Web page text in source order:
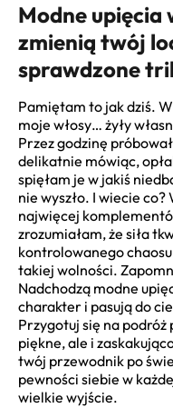
Modne upięcia
zmienią twój
sprawdzone
Pamiętam to jak dziś.
moje włosy… żyły
Przez godzinę
delikatnie mówiąc,
spięłam je w jakiś
nie wyszło. I wiecie
najwięcej
zrozumiałam, że siła
kontrolowanego
takiej wolności.
Nadchodzą modne
charakter i pasują do
Przygotuj się na
piękne, ale i
twój przewodnik po
pewności siebie w
wielkie wyjście.